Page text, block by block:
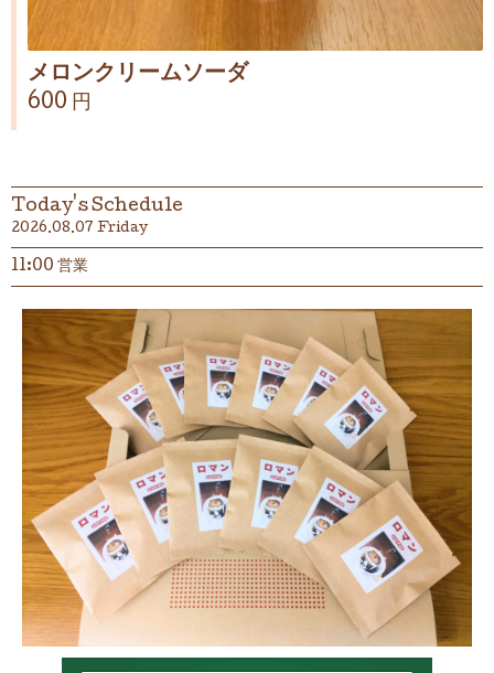
メロンクリームソーダ
600 円
Today's Schedule
2026.08.07 Friday
11:00 営業